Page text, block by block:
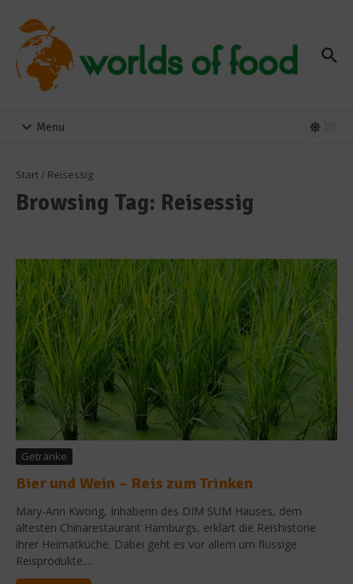
Menu
Start/ Reisessig
Browsing Tag: Reisessig
Getränke
Bier und Wein – Reis zum Trinken
Mary-Ann Kwong, Inhaberin des DIM SUM Hauses, dem
ältesten Chinarestaurant Hamburgs, erklärt die Reishistorie
ihrer Heimatküche. Dabei geht es vor allem um flüssige
Reisprodukte....